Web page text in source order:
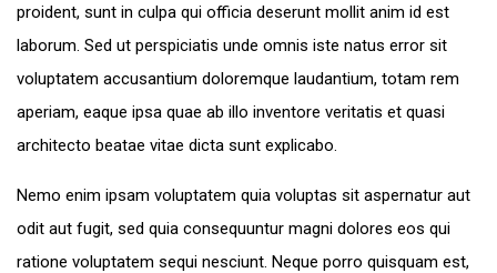
proident, sunt in culpa qui officia deserunt mollit anim id est
laborum. Sed ut perspiciatis unde omnis iste natus error sit
voluptatem accusantium doloremque laudantium, totam rem
aperiam, eaque ipsa quae ab illo inventore veritatis et quasi
architecto beatae vitae dicta sunt explicabo.
Nemo enim ipsam voluptatem quia voluptas sit aspernatur aut
odit aut fugit, sed quia consequuntur magni dolores eos qui
ratione voluptatem sequi nesciunt. Neque porro quisquam est,